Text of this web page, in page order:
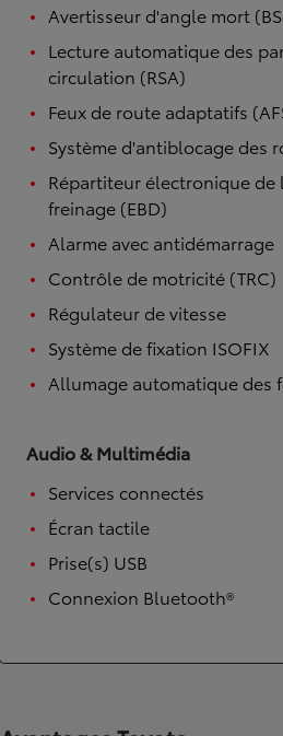
HYBRIDE OU HYBRIDE RECHARGEABLE
Avertisseur d'angle mort
Lecture automatique des
circulation (RSA)
Feux de route adaptatifs
Système d'antiblocage des
Répartiteur électronique de
freinage (EBD)
Alarme avec antidémarrage
Contrôle de motricité (TRC)
Régulateur de vitesse
Système de fixation ISOFIX
Allumage automatique des
Audio & Multimédia
Services connectés
Écran tactile
Prise(s) USB
Connexion Bluetooth®